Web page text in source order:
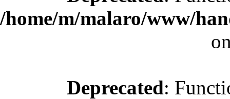
/home/m/malaro/www/
Deprecated: